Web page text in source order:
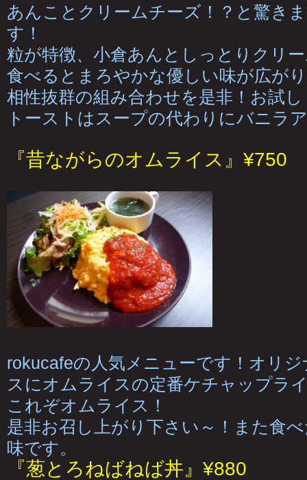
あんことクリームチーズ！？と驚き
す！
粒が特徴、小倉あんとしっとりクリ
食べるとまろやかな優しい味が広が
相性抜群の組み合わせを是非！お試
トーストはスープの代わりにバニラ
『昔ながらのオムライス』¥750
rokucafeの人気メニューです！オリ
スにオムライスの定番ケチャップラ
これぞオムライス！
是非お召し上がり下さい～！また食
味です。
『葱とろねばねば丼』¥880